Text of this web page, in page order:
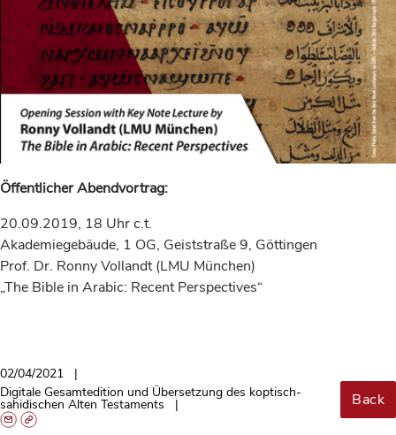
Öffentlicher Abendvortrag:
20.09.2019, 18 Uhr c.t.
Akademiegebäude, 1 OG, Geiststraße 9, Göttingen
Prof. Dr. Ronny Vollandt (LMU München)
„The Bible in Arabic: Recent Perspectives“
02/04/2021
Digitale Gesamtedition und Übersetzung des koptisch-
sahidischen Alten Testaments Back